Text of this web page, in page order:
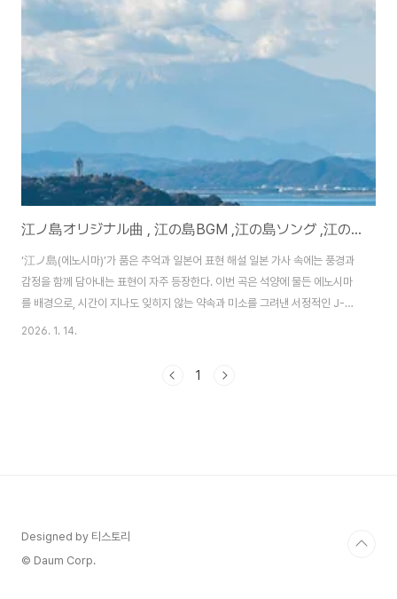
·의태어 해석 가사에는 일본어 특유의 소리 표현이 가득해요. ✔ シャキシャキ
チョキン 가위로 자르는 소리 → “샤키샤키 초킨!” = 싹둑싹둑 자르는 느낌 ✔
ユラユラ 흔들흔들 → 거울 속 머리카락이 살짝 흔들리는 모습 ✔ パチパチ
톡톡, 파치파치 → 대화가弾け..
江ノ島オリジナル曲 , 江の島BGM ,江の島ソング ,江の島テーマソン 에노시마노래 배경 J-POP 가사로 배우는 일본어 표현 해설
‘江ノ島(에노시마)’가 품은 추억과 일본어 표현 해설 일본 가사 속에는 풍경과
감정을 함께 담아내는 표현이 자주 등장한다. 이번 곡은 석양에 물든 에노시마
를 배경으로, 시간이 지나도 잊히지 않는 약속과 미소를 그려낸 서정적인 J-
POP 스타일의 발라드다. 이 글에서는 가사에 등장하는 일본어 표현, 문법 포
2026. 1. 14.
1
Designed by 티스토리
© Daum Corp.